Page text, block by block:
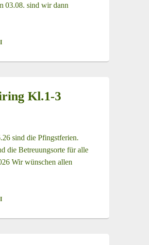
03.08. sind wir dann
Kl.1-3
sind die Pfingstferien.
die Betreuungsorte für alle
Wir wünschen allen